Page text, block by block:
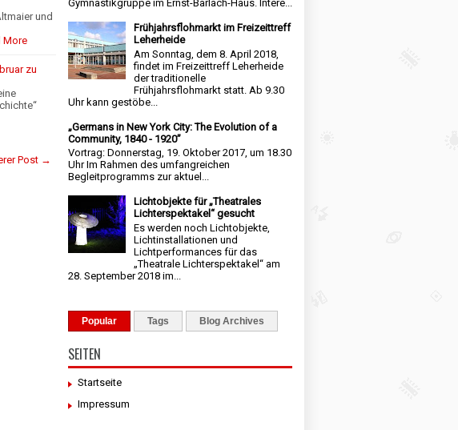
und
More
zu
Post →
Gymnastikgruppe im Ernst-Barlach-Haus. Intere...
Frühjahrsflohmarkt im Freizeittreff
Leherheide
Am Sonntag, dem 8. April 2018,
findet im Freizeittreff Leherheide
der traditionelle
Frühjahrsflohmarkt statt. Ab 9.30
Uhr kann gestöbe...
„Germans in New York City: The Evolution of a
Community, 1840 - 1920”
Vortrag: Donnerstag, 19. Oktober 2017, um 18.30
Uhr Im Rahmen des umfangreichen
Begleitprogramms zur aktuel...
Lichtobjekte für „Theatrales
Lichterspektakel“ gesucht
Es werden noch Lichtobjekte,
Lichtinstallationen und
Lichtperformances für das
„Theatrale Lichterspektakel“ am
28. September 2018 im...
Popular Tags Blog Archives
SEITEN
Startseite
Impressum